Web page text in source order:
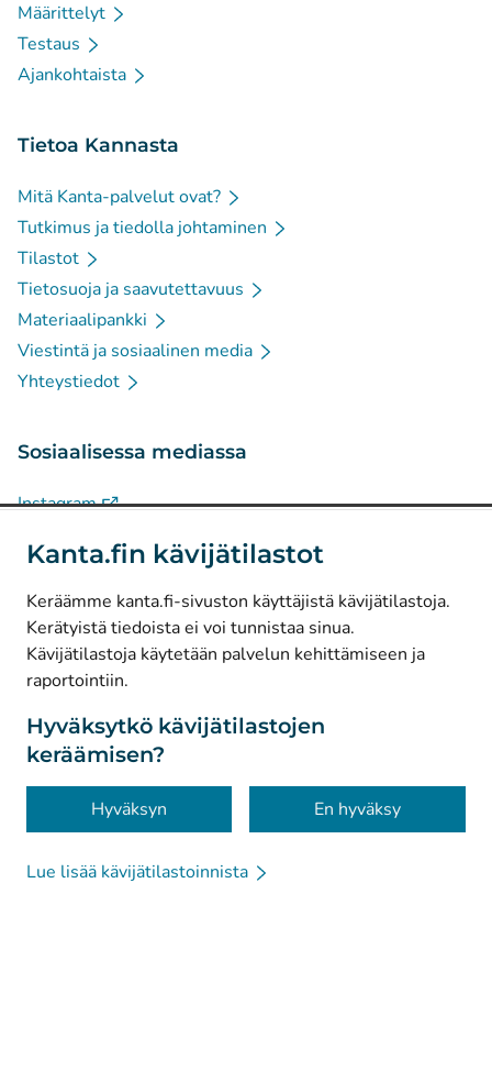
Kanta.fin kävijätilastot
Keräämme kanta.fi-sivuston käyttäjistä kävijätilastoja.
Kerätyistä tiedoista ei voi tunnistaa sinua.
Kävijätilastoja käytetään palvelun kehittämiseen ja
raportointiin.
Hyväksytkö kävijätilastojen
keräämisen?
Hyväksyn En hyväksy
Lue lisää kävijätilastoinnista
Määrittelyt
Testaus
Ajankohtaista
Tietoa Kannasta
Mitä Kanta-palvelut ovat?
Tutkimus ja tiedolla johtaminen
Tilastot
Tietosuoja ja saavutettavuus
Materiaalipankki
Viestintä ja sosiaalinen media
Yhteystiedot
Sosiaalisessa mediassa
Instagram(Avautuu uuteen välilehteen)
Facebook(Avautuu uuteen välilehteen)
© Kanta-Palvelut, Kansaneläkelaitos
Tietosuoja
Tietoa sivustosta
Saavutettavuus
Evästeet